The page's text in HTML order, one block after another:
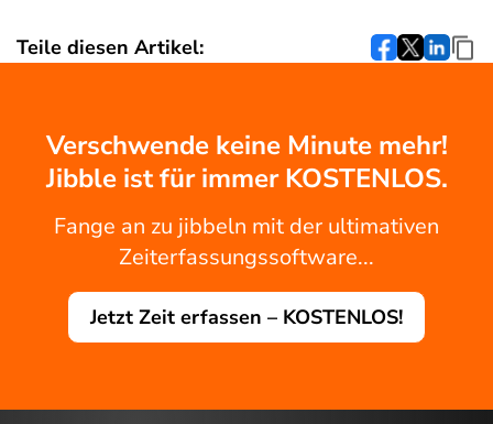
Teile diesen Artikel:
Verschwende keine Minute mehr!
Jibble ist für immer KOSTENLOS.
Fange an zu jibbeln mit der ultimativen
Zeiterfassungssoftware...
Jetzt Zeit erfassen – KOSTENLOS!